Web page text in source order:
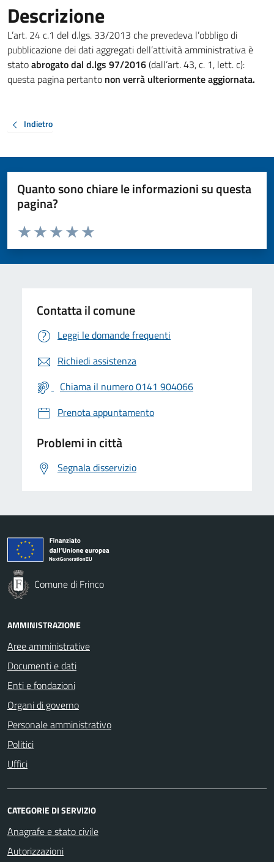
Descrizione
L’art. 24 c.1 del d.lgs. 33/2013 che prevedeva l’obbligo di
pubblicazione dei dati aggregati dell’attività amministrativa è
statoabrogato dal d.lgs 97/2016(dall’art. 43, c. 1, lett. c):
questa pagina pertanto non verrà ulteriormente aggiornata.
Indietro
Quanto sono chiare le informazioni su questa
pagina?
Valuta da 1 a 5 stelle la pagina
Valuta 5 stelle su 5
Valuta 4 stelle su 5
Valuta 3 stelle su 5
Valuta 2 stelle su 5
Valuta 1 stelle su 5
Contatta il comune
Leggi le domande frequenti
Richiedi assistenza
Chiama il numero 0141 904066
Prenota appuntamento
Problemi in città
Segnala disservizio
Comune di Frinco
AMMINISTRAZIONE
Aree amministrative
Documenti e dati
Enti e fondazioni
Organi di governo
Personale amministrativo
Politici
Uffici
CATEGORIE DI SERVIZIO
Anagrafe e stato civile
Autorizzazioni